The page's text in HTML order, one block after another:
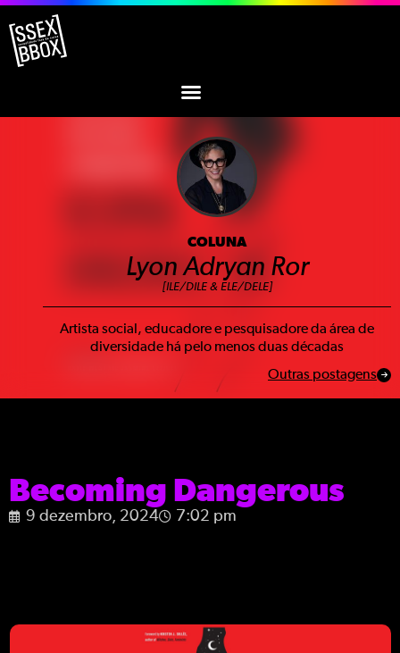
COLUNA
Lyon Adryan Ror
[ILE/DILE & ELE/DELE]
Artista social, educadore e pesquisadore da área de
diversidade há pelo menos duas décadas
Outras postagens
Becoming Dangerous
9 dezembro, 2024 7:02 pm